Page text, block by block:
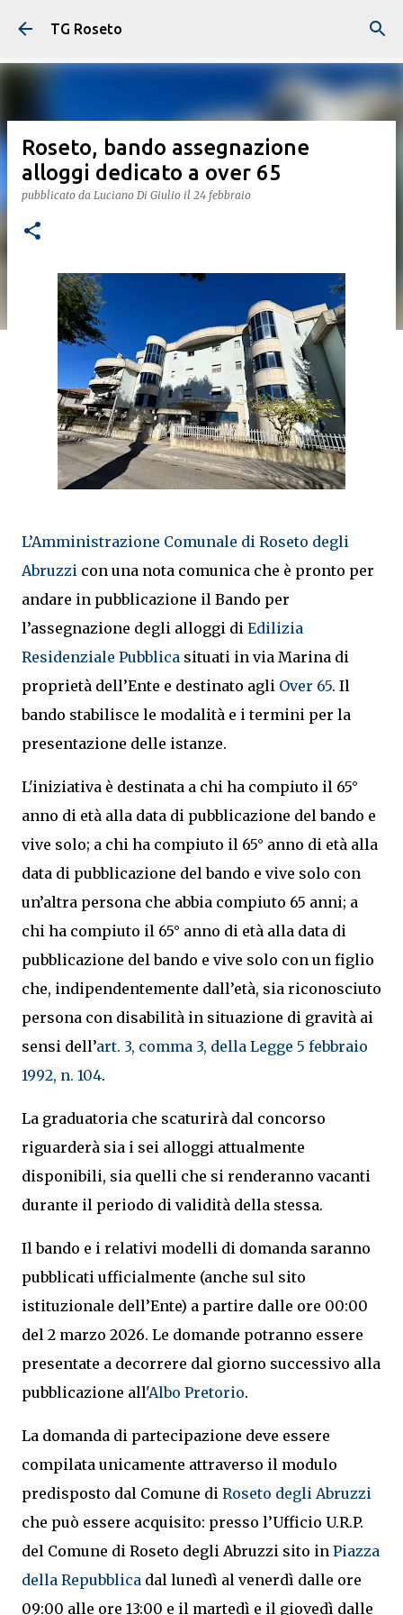
Passa ai contenuti principali
TG Roseto
Roseto, bando assegnazione
alloggi dedicato a over 65
pubblicato da Luciano Di Giulio il 24 febbraio
L’Amministrazione Comunale di Roseto degli
Abruzzi con una nota comunica che è pronto per
andare in pubblicazione il Bando per
l’assegnazione degli alloggi di Edilizia
Residenziale Pubblica situati in via Marina di
proprietà dell’Ente e destinato agli Over 65. Il
bando stabilisce le modalità e i termini per la
presentazione delle istanze.
L'iniziativa è destinata a chi ha compiuto il 65°
anno di età alla data di pubblicazione del bando e
vive solo; a chi ha compiuto il 65° anno di età alla
data di pubblicazione del bando e vive solo con
un’altra persona che abbia compiuto 65 anni; a
chi ha compiuto il 65° anno di età alla data di
pubblicazione del bando e vive solo con un figlio
che, indipendentemente dall’età, sia riconosciuto
persona con disabilità in situazione di gravità ai
sensi dell’art. 3, comma 3, della Legge 5 febbraio
1992, n. 104.
La graduatoria che scaturirà dal concorso
riguarderà sia i sei alloggi attualmente
disponibili, sia quelli che si renderanno vacanti
durante il periodo di validità della stessa.
Il bando e i relativi modelli di domanda saranno
pubblicati ufficialmente (anche sul sito
istituzionale dell’Ente) a partire dalle ore 00:00
del 2 marzo 2026. Le domande potranno essere
presentate a decorrere dal giorno successivo alla
pubblicazione all'Albo Pretorio.
La domanda di partecipazione deve essere
compilata unicamente attraverso il modulo
predisposto dal Comune di Roseto degli Abruzzi
che può essere acquisito: presso l’Ufficio U.R.P.
del Comune di Roseto degli Abruzzi sito in Piazza
della Repubblica dal lunedì al venerdì dalle ore
09:00 alle ore 13:00 e il martedì e il giovedì dalle